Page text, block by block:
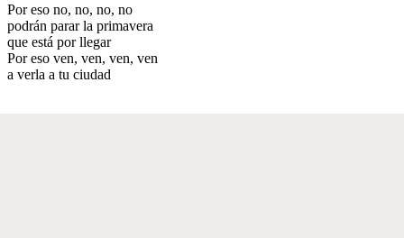
Por eso no, no, no, no
podrán parar la primavera
que está por llegar
Por eso ven, ven, ven, ven
a verla a tu ciudad